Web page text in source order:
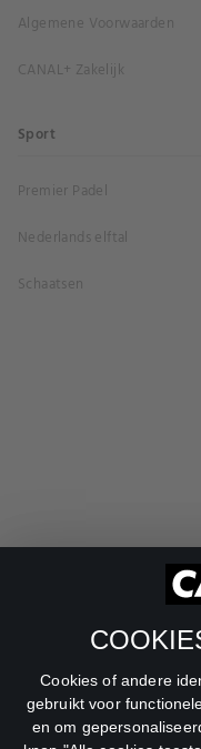
Cookies of andere
gebruikt voor
en om
Algemene Voorwaarden
CANAL+ Zakelijk
Sport
Premier Padel
Nederlands elftal
Schaatsen